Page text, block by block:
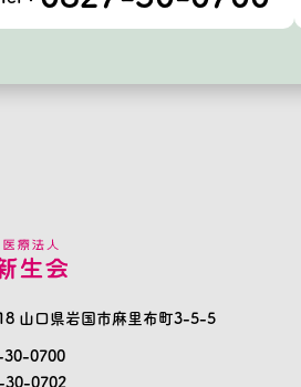
山口県岩国市麻里布町3-5-5
30-0700
30-0702